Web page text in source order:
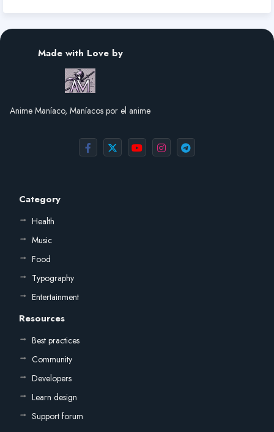
Made with Love by
Anime Maníaco, Maníacos por el anime
Category
Health
Music
Food
Typography
Entertainment
Resources
Best practices
Community
Developers
Learn design
Support forum